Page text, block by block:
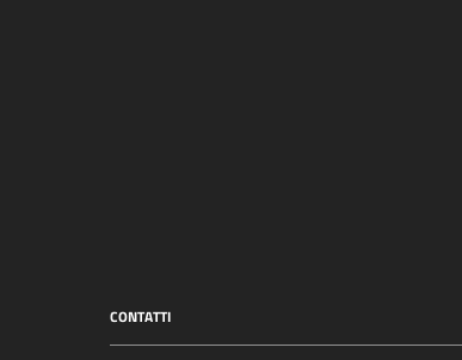
CONTATTI